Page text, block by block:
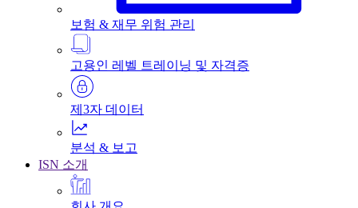
보험 & 재무 위험 관리
고용인 레벨 트레이닝 및 자격증
제3자 데이터
분석 & 보고
ISN 소개